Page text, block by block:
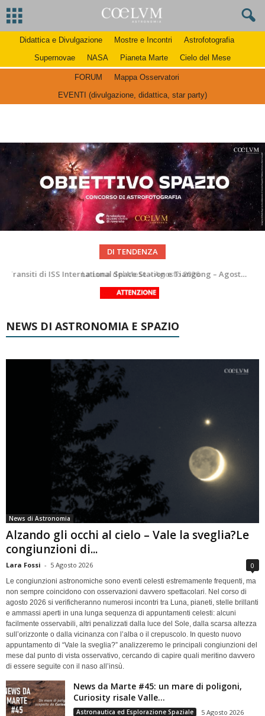
Didattica e Divulgazione Mostre e Incontri
Astrofotografia
Supernovae
NASA Pianeta Marte Cielo del Mese
FORUM
Mappa Osservatori
EVENTI (divulgazione, didattica, star party)
DI TENDENZA
La Luna del Mese – Agosto 2026
Le costellazioni di Agosto 2026: Delfino
NEWS DI ASTRONOMIA E SPAZIO
News di Astronomia
Alzando gli occhi al cielo – Vale la sveglia?Le
congiunzioni di...
Lara Fossi - 5 Agosto 2026 0
Le congiunzioni astronomiche sono eventi celesti estremamente frequenti, ma
non sempre coincidono con osservazioni davvero spettacolari. Nel corso di
agosto 2026 si verificheranno numerosi incontri tra Luna, pianeti, stelle brillanti
e ammassi aperti in una lunga sequenza di appuntamenti celesti: alcuni
facilmente osservabili, altri penalizzati dalla luce del Sole, dalla scarsa altezza
sull’orizzonte o dalla vicinanza con l’alba o il crepuscolo. In questo nuovo
appuntamento di “Vale la sveglia?” analizzeremo le principali congiunzioni del
mese dal punto di vista osservativo, cercando di capire quali meritino davvero
di essere seguite con il naso all’insù.
News da Marte #45: un mare di poligoni,
Curiosity risale Valle...
Astronautica ed Esplorazione Spaziale 5 Agosto 2026